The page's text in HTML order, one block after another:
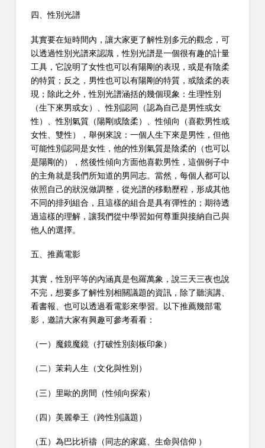
四、性別光譜
其實要在短時間內，讓大家更了解性別多元的觀念，可
以透過性別光譜來認識，性別光譜是一個很有趣的計量
工具，它說明了女性也可以有陽剛的表現，或是有陰柔
的特質；反之，男性也可以有陽剛的特質，或陰柔的表
現；除此之外，性別光譜涵括的幾個現象：生理性別
（生下來男或女）、性別認同（認為自己是男性或女
性）、性別氣質（陽剛或陰柔）、性傾向（喜歡男性或
女性、雙性），舉例來說：一個人生下來是男性，但他
可能性別認同是女性，他的性別氣質是陰柔的（也可以
是陽剛的），然後性傾向方面他喜歡男性，這個例子中
的主角就是我們所知道的男同志。當然，每個人都可以
依照自己的狀況做調整，從光譜的移動歷程，形成其他
不同的排列組合，且這樣的組合是具有彈性的；期待透
過這樣的理解，讓我們從中學習如何尊重與接納自己與
他人的選擇。
五、推薦電影
其實，性別平等的內涵真是包羅萬象，說三天三夜也說
不完，想要多了解性別相關議題的資訊，除了聽演講、
看書報、也可以透過看電影來學習。以下推薦幾部電
影，邀請大家有興趣可參考看看：
（一）魔鏡魔鏡（打破性別刻板印象）
（二）茉莉人生（文化與性別）
（三）里歐的房間（性傾向探索）
（四）美麗拳王（跨性別議題）
（五）為巴比祈禱（同志的家庭、生命與信仰 ）